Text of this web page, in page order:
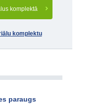
komplektā
komplektu
paraugs